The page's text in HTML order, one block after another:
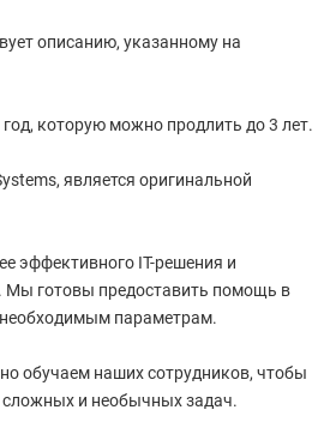
описанию, указанному на
которую можно продлить до 3 лет.
является оригинальной
эффективного IT-решения и
Мы готовы предоставить помощь в
необходимым параметрам.
обучаем наших сотрудников, чтобы
сложных и необычных задач.